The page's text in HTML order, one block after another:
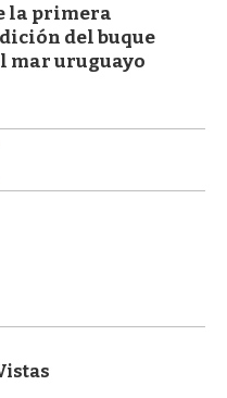
la primera
del buque
mar uruguayo